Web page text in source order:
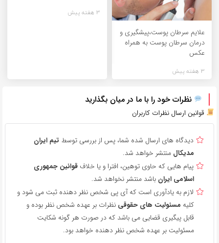
علایم سرطان پوست،پیشگیری و
درمان سرطان پوست به همراه
عکس
3 هفته پیش
3 هفته پیش
نظرات خود را با ما در میان بگذارید
قوانین ارسال نظرات کاربران
دیدگاه های ارسال شده شما، پس از بررسی توسط تیم ایران
مدیکال منتشر خواهد شد.
پیام هایی که حاوی توهین، افترا و یا خلاف قوانین جمهوری
اسلامی ایران باشد منتشر نخواهد شد.
لازم به یادآوری است که آی پی شخص نظر دهنده ثبت می شود و
کلیه مسئولیت های حقوقی نظرات بر عهده شخص نظر بوده و
قابل پیگیری قضایی می باشد که در صورت هر گونه شکایت
مسئولیت بر عهده شخص نظر دهنده خواهد بود.